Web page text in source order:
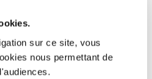
sur ce site, vous
nous permettant de